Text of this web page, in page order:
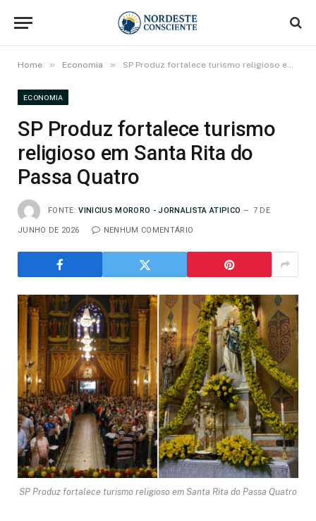
Home » Economia » SP Produz fortalece turismo religioso em Santa Rita do Passa Quatro
ECONOMIA
SP Produz fortalece turismo
religioso em Santa Rita do
Passa Quatro
FONTE: VINICIUS MORORO - JORNALISTA ATIPICO 7 DE
JUNHO DE 2026 NENHUM COMENTÁRIO
SP Produz fortalece turismo religioso em Santa Rita do Passa Quatro